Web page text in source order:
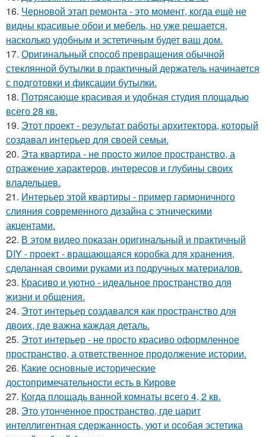
16. Черновой этап ремонта - это момент, когда ещё не
видны красивые обои и мебель, но уже решается,
насколько удобным и эстетичным будет ваш дом.
17. Оригинальный способ превращения обычной
стеклянной бутылки в практичный держатель начинается
с подготовки и фиксации бутылки.
18. Потрясающе красивая и удобная студия площадью
всего 28 кв.
19. Этот проект - результат работы архитектора, который
создавал интерьер для своей семьи.
20. Эта квартира - не просто жилое пространство, а
отражение характеров, интересов и глубины своих
владельцев.
21. Интерьер этой квартиры - пример гармоничного
слияния современного дизайна с этническими
акцентами.
22. В этом видео показан оригинальный и практичный
DIY - проект - вращающаяся коробка для хранения,
сделанная своими руками из подручных материалов.
23. Красиво и уютно - идеальное пространство для
жизни и общения.
24. Этот интерьер создавался как пространство для
двоих, где важна каждая деталь.
25. Этот интерьер - не просто красиво оформленное
пространство, а ответственное продолжение истории.
26. Какие основные исторические
достопримечательности есть в Кирове
27. Когда площадь ванной комнаты всего 4, 2 кв.
28. Это утонченное пространство, где царит
интеллигентная сдержанность, уют и особая эстетика